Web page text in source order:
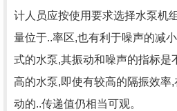
计人员应按使用要求选择水泵机
量位于..率区,也有利于噪声的减
式的水泵,其振动和噪声的指标是
高的水泵,即使有较高的隔振效率
动的..传递值仍相当可观。